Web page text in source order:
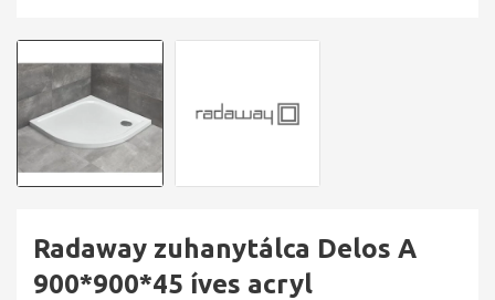
Radaway zuhanytálca Delos A
900*900*45 íves acryl